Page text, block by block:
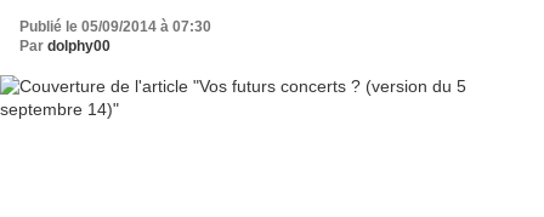
Publié le 05/09/2014 à 07:30
Par dolphy00